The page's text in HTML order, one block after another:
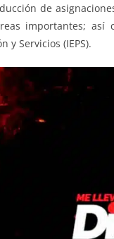
de
importantes;
y Servicios (IEPS).